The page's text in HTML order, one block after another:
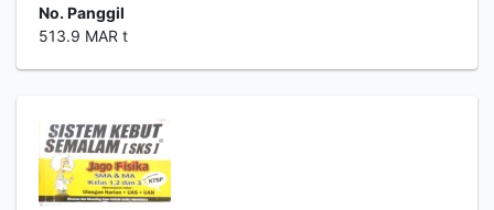
No. Panggil
513.9 MAR t